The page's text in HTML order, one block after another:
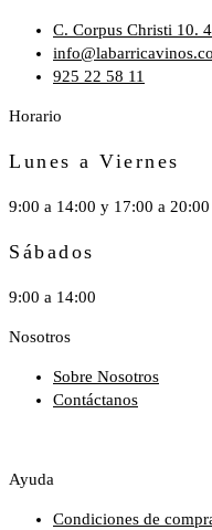
C. Corpus Christi 10.
925 22 58 11
Horario
Lunes a Viernes
9:00 a 14:00 y 17:00 a 20:00
Sábados
9:00 a 14:00
Nosotros
Sobre Nosotros
Contáctanos
Ayuda
Condiciones de